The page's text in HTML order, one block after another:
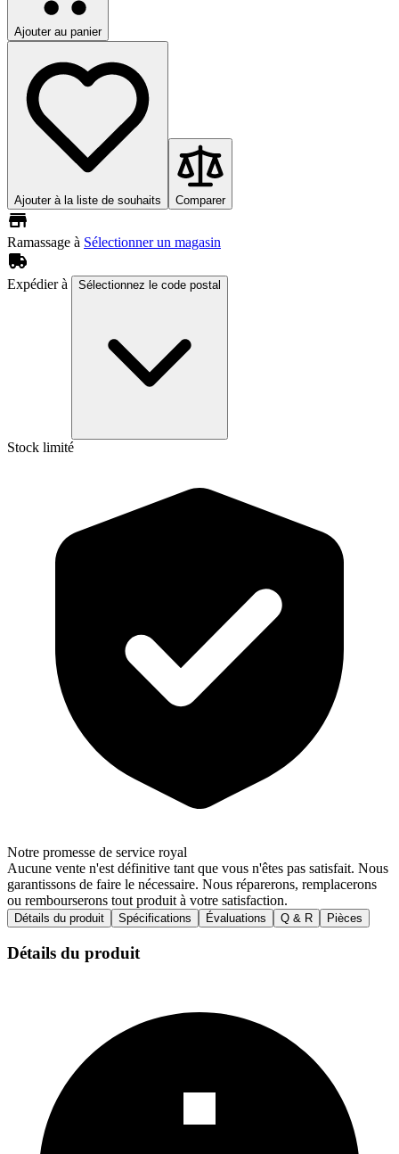
Ajouter au panier
Ajouter à la liste de souhaits Comparer
Ramassage à Sélectionner un magasin
Expédier à Sélectionnez le code postal
Stock limité
Notre promesse de service royal
Aucune vente n'est définitive tant que vous n'êtes pas satisfait. Nous
garantissons de faire le nécessaire. Nous réparerons, remplacerons
ou rembourserons tout produit à votre satisfaction.
Détails du produit Spécifications Évaluations Q & R Pièces
Détails du produit